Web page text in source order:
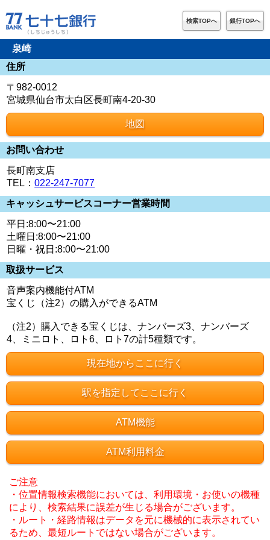
検索TOPへ 銀行TOPへ
泉崎
住所
〒982-0012
宮城県仙台市太白区長町南4-20-30
地図
お問い合わせ
長町南支店
TEL：022-247-7077
キャッシュサービスコーナー営業時間
平日:8:00〜21:00
土曜日:8:00〜21:00
日曜・祝日:8:00〜21:00
取扱サービス
音声案内機能付ATM
宝くじ（注2）の購入ができるATM
（注2）購入できる宝くじは、ナンバーズ3、ナンバーズ
4、ミニロト、ロト6、ロト7の計5種類です。
現在地からここに行く
駅を指定してここに行く
ATM機能
ATM利用料金
ご注意
・位置情報検索機能においては、利用環境・お使いの機種
により、検索結果に誤差が生じる場合がございます。
・ルート・経路情報はデータを元に機械的に表示されてい
るため、最短ルートではない場合がございます。